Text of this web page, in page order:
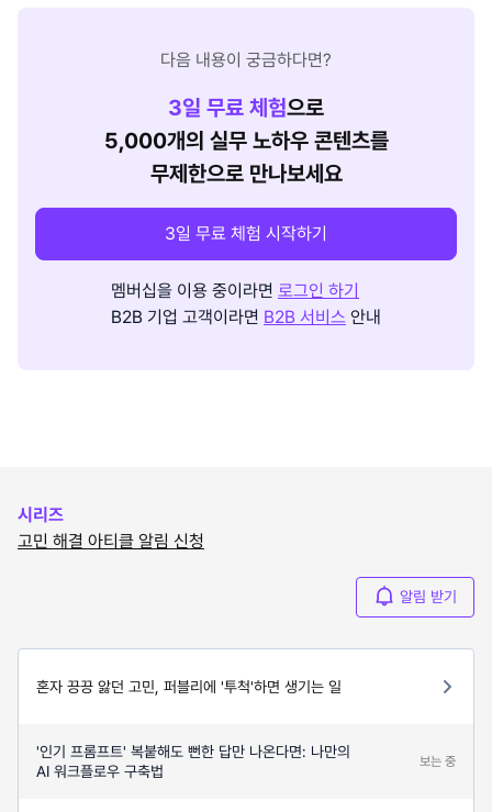
다음 내용이 궁금하다면?
3일 무료 체험으로
5,000개의 실무 노하우 콘텐츠를
무제한으로 만나보세요
3일 무료 체험 시작하기
멤버십을 이용 중이라면 로그인 하기
B2B 기업 고객이라면 B2B 서비스 안내
시리즈
고민 해결 아티클 알림 신청
알림 받기
혼자 끙끙 앓던 고민, 퍼블리에 '투척'하면 생기는 일
'인기 프롬프트' 복붙해도 뻔한 답만 나온다면: 나만의
AI 워크플로우 구축법
보는 중